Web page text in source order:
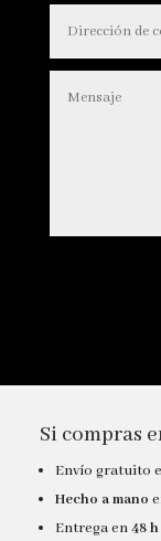
Si compras
Envío gratuito
Hecho a mano
Entrega en48